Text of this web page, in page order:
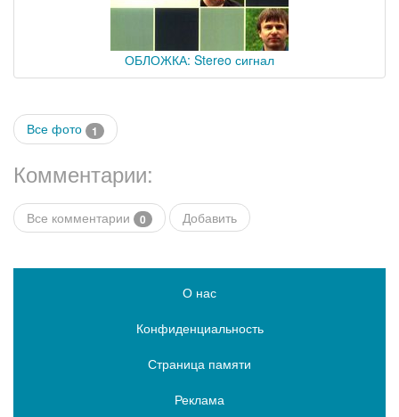
ОБЛОЖКА: Stereo сигнал
Все фото 1
Комментарии:
Все комментарии 0 Добавить
О нас
Конфиденциальность
Страница памяти
Реклама